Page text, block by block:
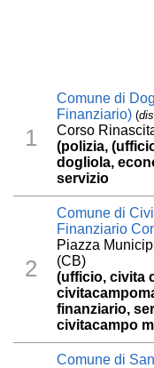
1
Comune di
Finanziario) (
Corso
(polizia,
dogliola,
servizio
2
Comune di
Finanziario
Piazza
(CB)
(ufficio, civita
finanziario,
civitacampo
Comune di